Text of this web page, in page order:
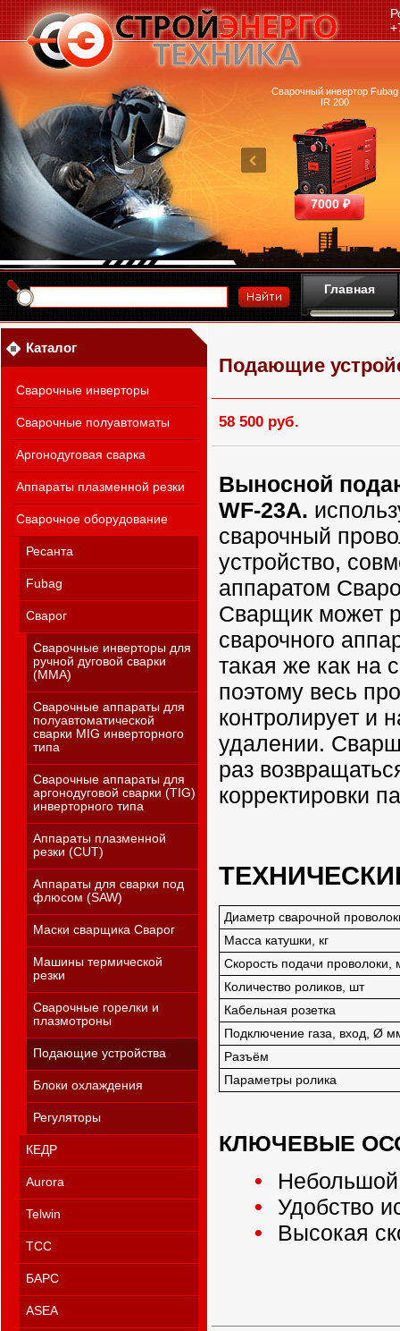
аппарат Ресанта
САИПА-200 ММА
25390 ₽
Машина термической резки
FUBAG INCUT10
460700 ₽
Сварочный инвертор Fubag
IR 200
7000 ₽
Главная
Каталог
Сварочные инверторы
Сварочные полуавтоматы
Аргонодуговая сварка
Аппараты плазменной резки
Сварочное оборудование
Ресанта
Fubag
Сварог
Сварочные инверторы для
ручной дуговой сварки
(MMA)
Сварочные аппараты для
полуавтоматической
сварки MIG инверторного
типа
Сварочные аппараты для
аргонодуговой сварки (TIG)
инверторного типа
Аппараты плазменной
резки (CUT)
Аппараты для сварки под
флюсом (SAW)
Маски сварщика Сварог
Машины термической
резки
Сварочные горелки и
плазмотроны
Подающие устройства
Блоки охлаждения
Регуляторы
КЕДР
Aurora
Telwin
ТСС
БАРС
ASEA
Подающие
58 500 руб.
Выносной
WF-23А.
сварочный
устройство,
аппаратом
Сварщик может
сварочного
такая же как на
поэтому весь
контролирует и
удалении.
раз
корректировки
Диаметр сварочной
Масса катушки, кг
Скорость подачи проволоки,
Количество роликов, шт
Кабельная розетка
Подключение газа, вход, Ø
Разъём
Параметры ролика
КЛЮЧЕВЫЕ
Удобство
Высокая